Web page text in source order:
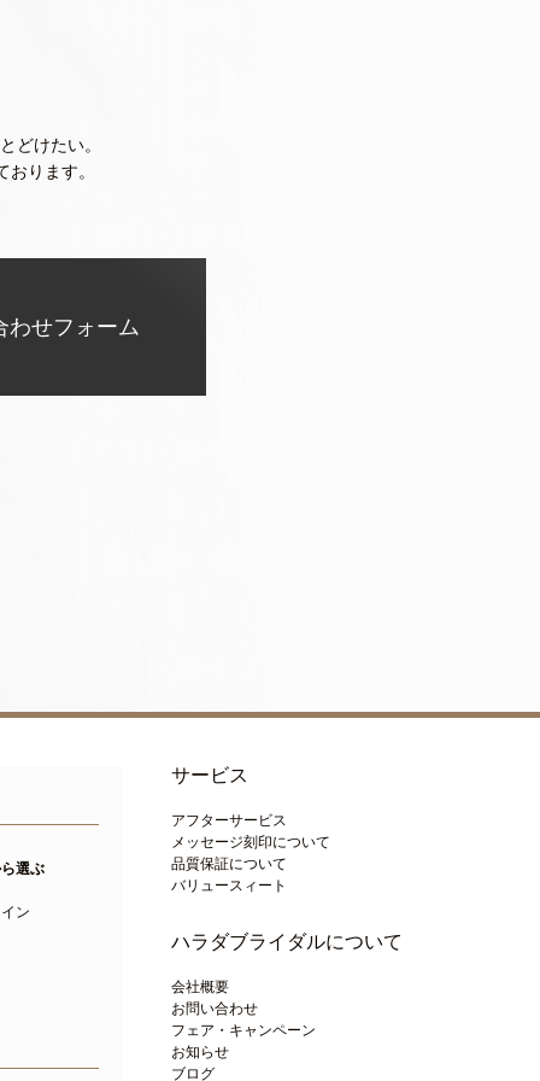
どけたい。
おります。
わせフォーム
選ぶ
ン
サービス
アフターサービス
メッセージ刻印について
品質保証について
バリュースィート
ハラダブライダルについて
会社概要
お問い合わせ
フェア・キャンペーン
お知らせ
ブログ